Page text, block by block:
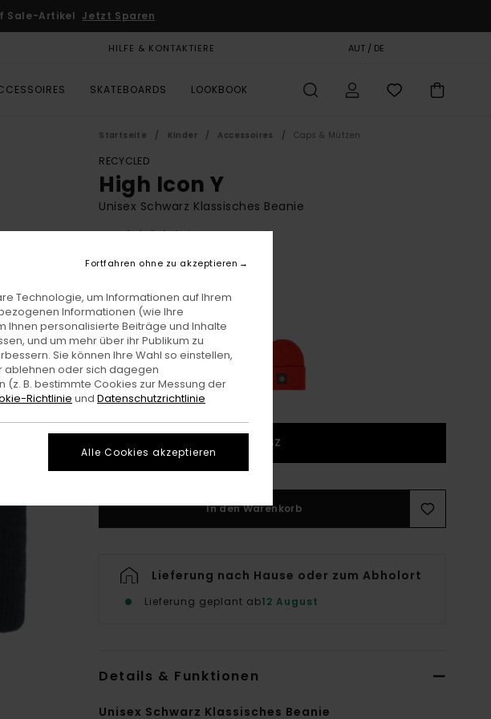
Sale-Artikel Jetzt Sparen
HILFE & KONTAKTIERE AUT / DE
SKATEBOARDS LOOKBOOK
Startseite Kinder Accessoires Caps & Mützen
RECYCLED
High Icon Y
Unisex Schwarz Klassisches Beanie
5.0
€ 18,00
Farbe Flint Black
1SZ
In den Warenkorb
Lieferung nach Hause oder zum Abholort
Lieferung geplant ab12 August
Details & Funktionen
Unisex Schwarz Klassisches Beanie
Technologie, um Informationen auf Ihrem
Informationen (wie Ihre
Ihnen personalisierte Beiträge und Inhalte
und um mehr über ihr Publikum zu
Sie können Ihre Wahl so einstellen,
ablehnen oder sich dagegen
B. bestimmte Cookies zur Messung der
Richtlinie und Datenschutzrichtlinie
Fortfahren ohne zu akzeptieren
Alle Cookies akzeptieren